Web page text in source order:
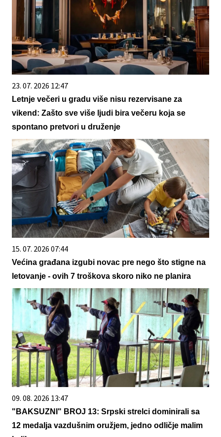
23. 07. 2026 12:47
Letnje večeri u gradu više nisu rezervisane za
vikend: Zašto sve više ljudi bira večeru koja se
spontano pretvori u druženje
15. 07. 2026 07:44
Većina građana izgubi novac pre nego što stigne na
letovanje - ovih 7 troškova skoro niko ne planira
09. 08. 2026 13:47
"BAKSUZNI" BROJ 13: Srpski strelci dominirali sa
12 medalja vazdušnim oružjem, jedno odličje malim